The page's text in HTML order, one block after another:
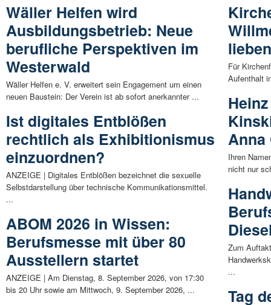
Wäller Helfen wird
Ausbildungsbetrieb: Neue
berufliche Perspektiven im
Westerwald
Wäller Helfen e. V. erweitert sein Engagement um einen
neuen Baustein: Der Verein ist ab sofort anerkannter ...
Ist digitales Entblößen
rechtlich als Exhibitionismus
einzuordnen?
ANZEIGE | Digitales Entblößen bezeichnet die sexuelle
Selbstdarstellung über technische Kommunikationsmittel.
...
ABOM 2026 in Wissen:
Berufsmesse mit über 80
Ausstellern startet
ANZEIGE | Am Dienstag, 8. September 2026, von 17:30
bis 20 Uhr sowie am Mittwoch, 9. September 2026, ...
Für
Aufenthalt
Ihren
nicht nur
Zum
...
Tag